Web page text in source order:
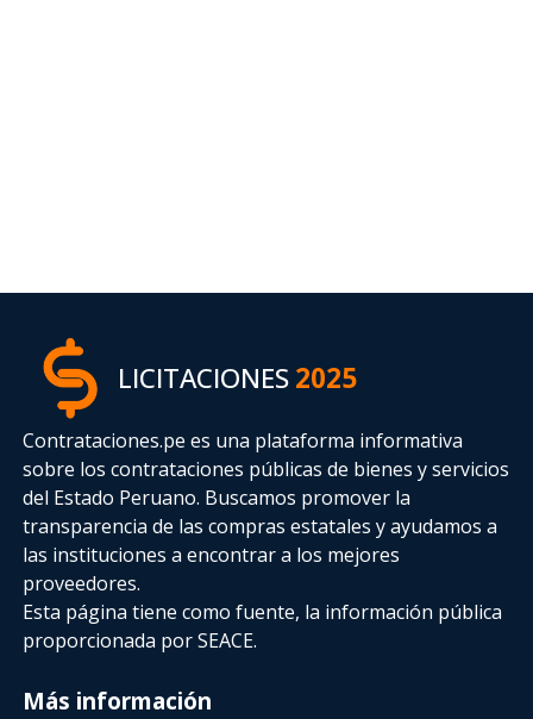
LICITACIONES2025
Contrataciones.pe es una plataforma informativa
sobre los contrataciones públicas de bienes y servicios
del Estado Peruano. Buscamos promover la
transparencia de las compras estatalesy ayudamos a
las instituciones a encontrar a los mejores
proveedores.
Esta página tiene como fuente, la información pública
proporcionada por SEACE.
Más información